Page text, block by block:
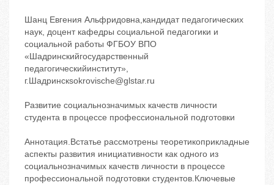
Шанц Евгения Альфридовна,кандидат педагогических
наук, доцент кафедры социальной педагогики и
социальной работы ФГБОУ ВПО
«Шадринскийгосударственный
педагогическийинститут»,
г.Шадринскsokrovische@glstar.ru
Развитие социальнозначимых качеств личности
студента в процессе профессиональной подготовки
Аннотация.Встатье рассмотрены теоретикоприкладные
аспекты развития инициативности как одного из
социальнозначимых качеств личности в процессе
профессиональной подготовки студентов.Ключевые